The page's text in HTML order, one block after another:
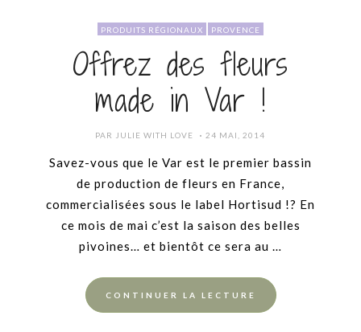
PRODUITS RÉGIONAUX PROVENCE
Offrez des fleurs
made in Var !
PAR JULIE WITH LOVE
POSTED
24 MAI, 2014
Savez-vous que le Var est le premier bassin
de production de fleurs en France,
commercialisées sous le label Hortisud !? En
ce mois de mai c’est la saison des belles
pivoines… et bientôt ce sera au …
CONTINUER LA LECTURE